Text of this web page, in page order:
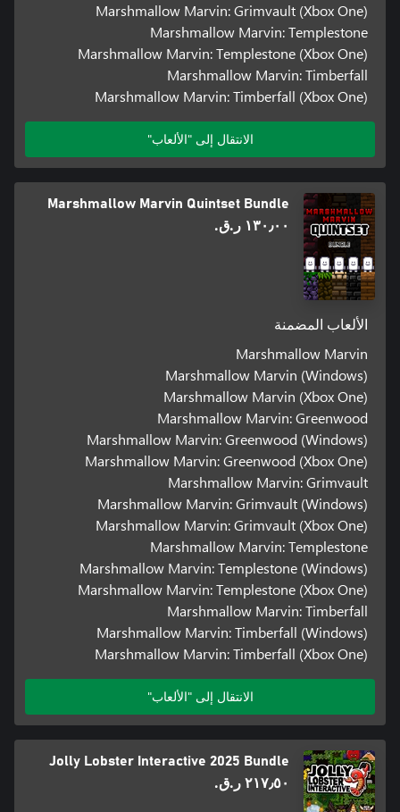
Marshmallow Marvin: Grimvault (Xbox One)
Marshmallow Marvin: Templestone
Marshmallow Marvin: Templestone (Xbox One)
Marshmallow Marvin: Timberfall
Marshmallow Marvin: Timberfall (Xbox One)
الانتقال إلى "الألعاب"
Marshmallow Marvin Quintset Bundle
١٣٠٫٠٠ ر.ق.‏
الألعاب المضمنة
Marshmallow Marvin
Marshmallow Marvin (Windows)
Marshmallow Marvin (Xbox One)
Marshmallow Marvin: Greenwood
Marshmallow Marvin: Greenwood (Windows)
Marshmallow Marvin: Greenwood (Xbox One)
Marshmallow Marvin: Grimvault
Marshmallow Marvin: Grimvault (Windows)
Marshmallow Marvin: Grimvault (Xbox One)
Marshmallow Marvin: Templestone
Marshmallow Marvin: Templestone (Windows)
Marshmallow Marvin: Templestone (Xbox One)
Marshmallow Marvin: Timberfall
Marshmallow Marvin: Timberfall (Windows)
Marshmallow Marvin: Timberfall (Xbox One)
الانتقال إلى "الألعاب"
Jolly Lobster Interactive 2025 Bundle
٢١٧٫٥٠ ر.ق.‏